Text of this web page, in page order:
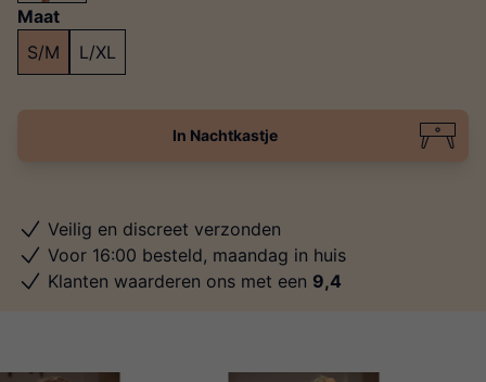
Maat
S/M
L/XL
In Nachtkastje
Veilig en discreet verzonden
Voor 16:00 besteld, maandag in huis
Klanten waarderen ons met een 9,4